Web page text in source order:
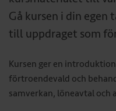
Gå kursen i din
till uppdraget som
Kursen ger en
förtroendevald och
samverkan, löneavtal och